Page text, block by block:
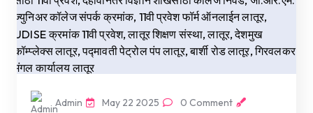
Admin May 22 2025
0 Comment